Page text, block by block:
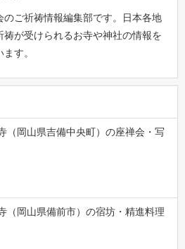
のご祈祷情報編集部です。日本各地
祷が受けられるお寺や神社の情報を
す。
（岡山県吉備中央町）の座禅会・写
（岡山県備前市）の宿坊・精進料理